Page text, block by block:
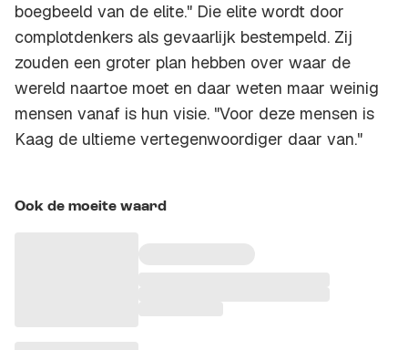
boegbeeld van de elite." Die elite wordt door
complotdenkers als gevaarlijk bestempeld. Zij
zouden een groter plan hebben over waar de
wereld naartoe moet en daar weten maar weinig
mensen vanaf is hun visie. "Voor deze mensen is
Kaag de ultieme vertegenwoordiger daar van."
Ook de moeite waard